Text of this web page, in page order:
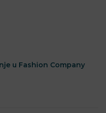
u Fashion Company